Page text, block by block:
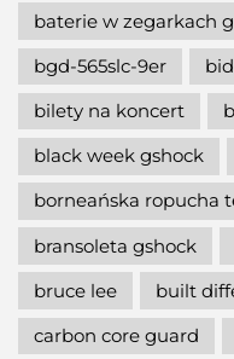
baterie w zegarkach
bgd-565slc-9er
bilety na koncert
black week gshock
borneańska ropucha
bransoleta gshock
bruce lee
built
carbon core guard